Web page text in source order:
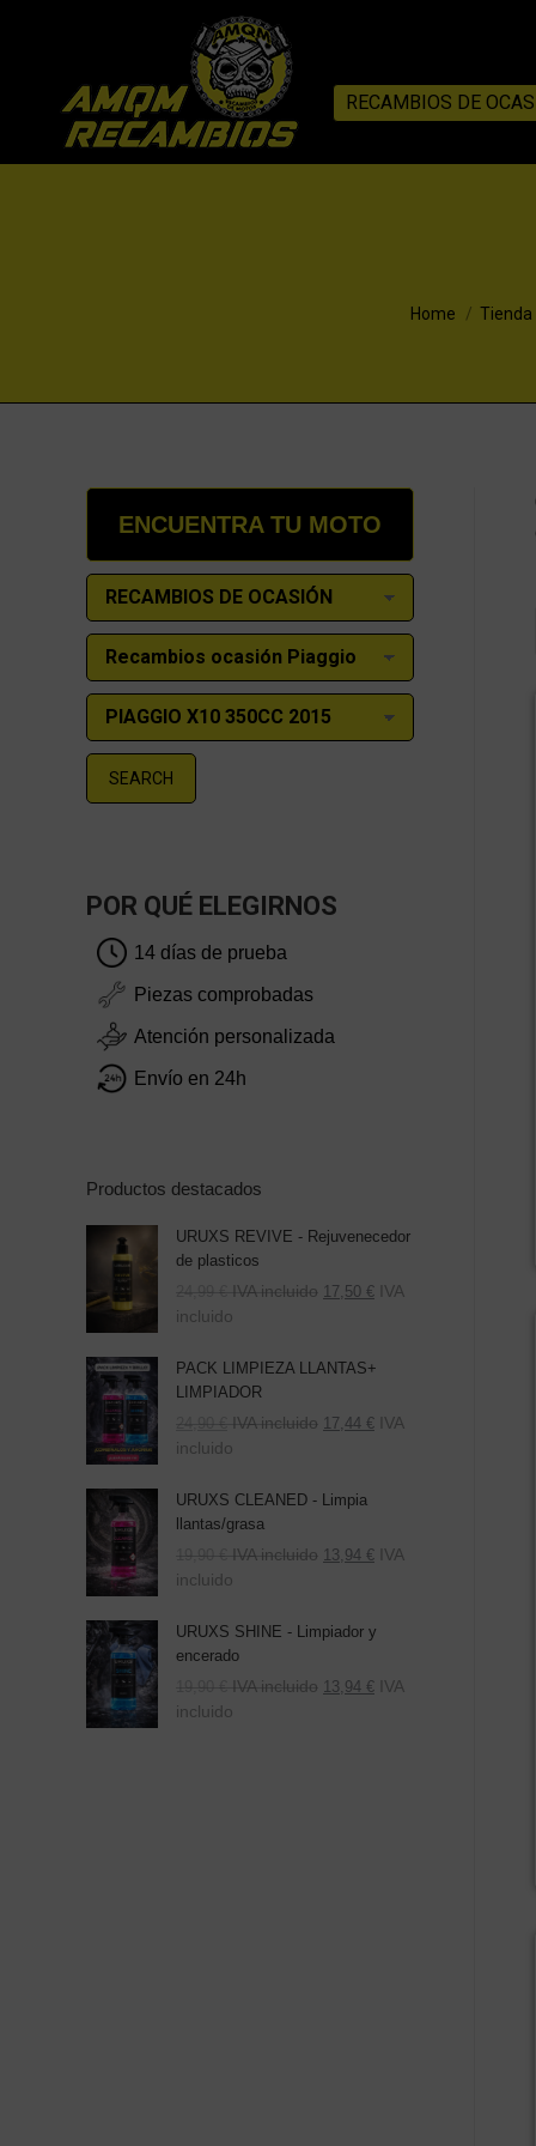
RECAMBIOS DE
You are here:
Home Tienda
ENCUENTRA TU MOTO
SEARCH
POR QUÉ ELEGIRNOS
14 días de prueba
Piezas comprobadas
Atención personalizada
Envío en 24h
Productos destacados
URUXS REVIVE - Rejuvenecedor
de plasticos
24,99 € IVA incluido 17,50 € IVA
incluido
PACK LIMPIEZA LLANTAS+
LIMPIADOR
El
precio
era:
39,80 €.
24,90 € El
precio
es:
24,90 €.
IVA incluido 17,44 € IVA
incluido
URUXS CLEANED - Limpia
llantas/grasa
19,90 € IVA incluido 13,94 € IVA
incluido
URUXS SHINE - Limpiador y
encerado
19,90 € IVA incluido 13,94 € IVA
incluido